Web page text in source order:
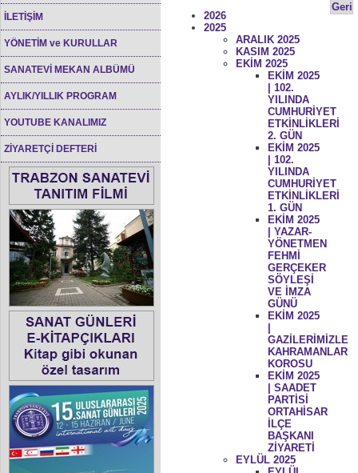
İLETİŞİM
YÖNETİM ve KURULLAR
SANATEVİ MEKAN ALBÜMÜ
AYLIK/YILLIK PROGRAM
YOUTUBE KANALIMIZ
ZİYARETÇİ DEFTERİ
Geri
2026
2025
ARALIK 2025
KASIM 2025
EKİM 2025
EKİM 2025
| 102.
YILINDA
CUMHURİYET
ETKİNLİKLERİ
2. GÜN
EKİM 2025
| 102.
YILINDA
CUMHURİYET
ETKİNLİKLERİ
1. GÜN
EKİM 2025
| YAZAR-
YÖNETMEN
FEHMİ
GERÇEKER
SÖYLEŞİ
VE İMZA
GÜNÜ
EKİM 2025
GAZİLERİMİZLE
KAHRAMANLAR
KOROSU
EKİM 2025
| SAADET
PARTİSİ
ORTAHİSAR
İLÇE
BAŞKANI
ZİYARETİ
EYLÜL 2025